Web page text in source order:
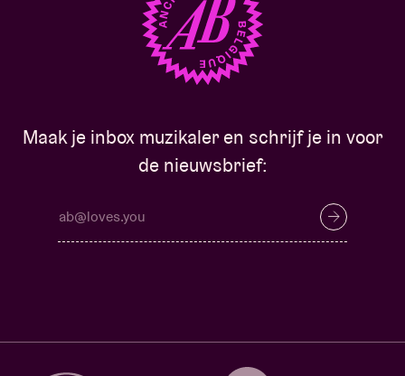
Maak je inbox muzikaler en schrijf je in voor
de nieuwsbrief: